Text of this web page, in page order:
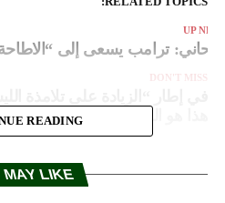
UP
ترامب يسعى إلى “الاطاحة”
DON'T MISS
هذا هو القرار النهائيREADING
MAY LIKE